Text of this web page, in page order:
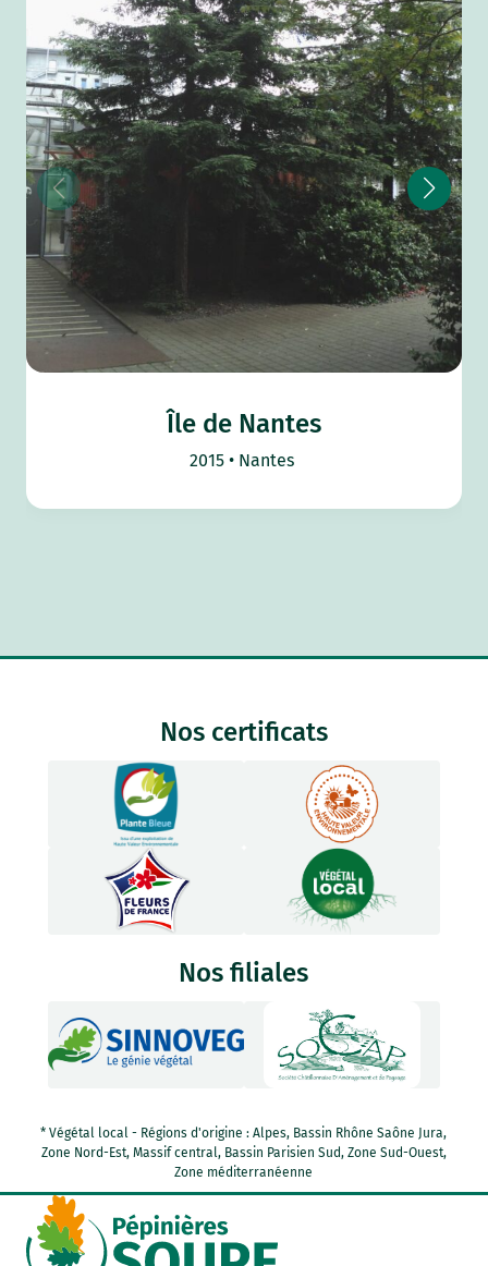
Île de Nantes
2015 Nantes
Nos certificats
Nos filiales
* Végétal local - Régions d'origine : Alpes, Bassin Rhône Saône Jura,
Zone Nord-Est, Massif central, Bassin Parisien Sud, Zone Sud-Ouest,
Zone méditerranéenne